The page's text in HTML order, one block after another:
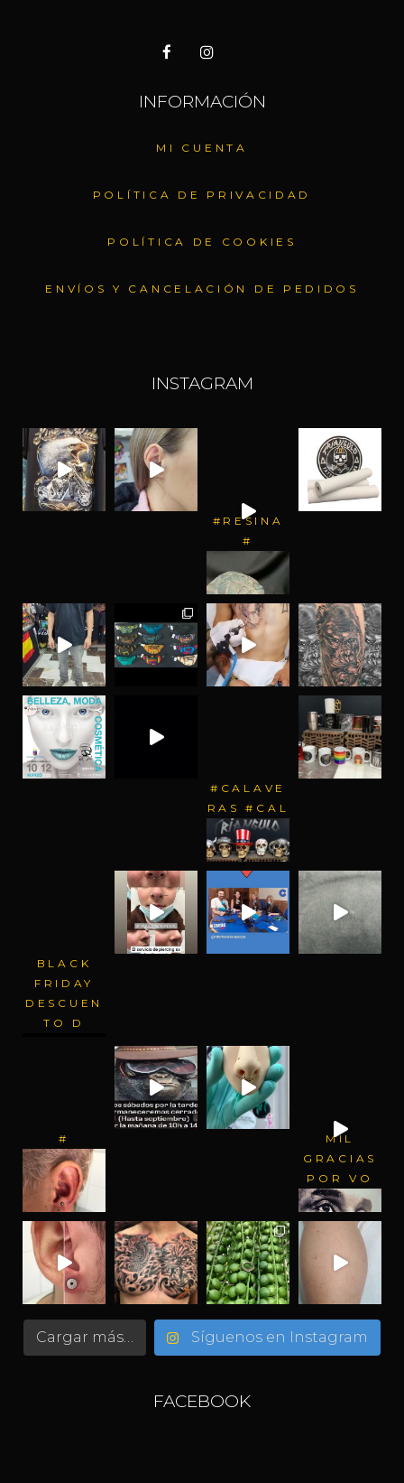
INFORMACIÓN
MI CUENTA
POLÍTICA DE PRIVACIDAD
POLÍTICA DE COOKIES
ENVÍOS Y CANCELACIÓN DE PEDIDOS
INSTAGRAM
#RESINA
#
#CALAVE
RAS #CAL
BLACK
FRIDAY
DESCUEN
TO D
#
MIL
GRACIAS
POR VO
Cargar más… Síguenos en Instagram
FACEBOOK